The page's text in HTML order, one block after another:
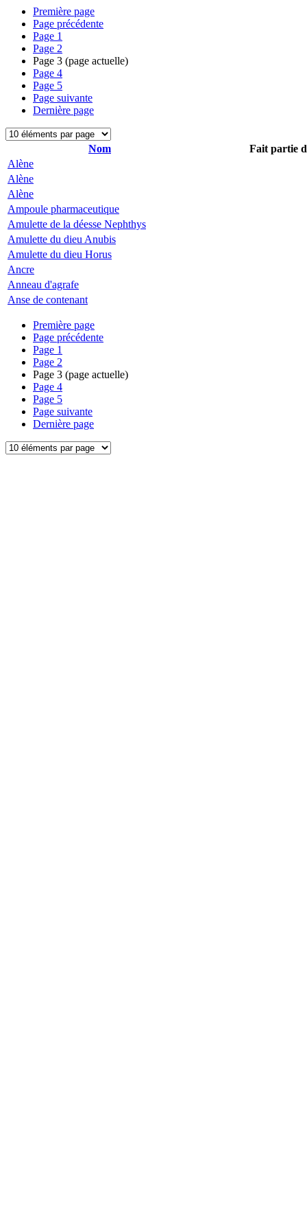
Première page
Page précédente
Page 1
Page 2
Page 3 (page actuelle)
Page 4
Page 5
Page suivante
Dernière page
Nom
Fait partie
Alène
Alène
Alène
Ampoule pharmaceutique
Amulette de la déesse Nephthys
Amulette du dieu Anubis
Amulette du dieu Horus
Ancre
Anneau d'agrafe
Anse de contenant
Première page
Page précédente
Page 1
Page 2
Page 3 (page actuelle)
Page 4
Page 5
Page suivante
Dernière page